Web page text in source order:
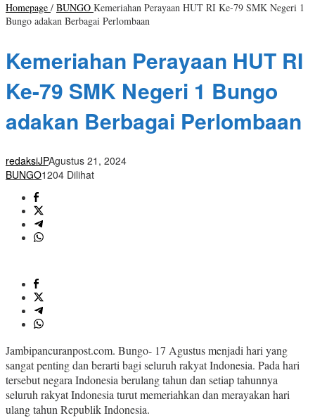
Homepage / BUNGO Kemeriahan Perayaan HUT RI Ke-79 SMK Negeri 1
Bungo adakan Berbagai Perlombaan
Kemeriahan Perayaan HUT RI
Ke-79 SMK Negeri 1 Bungo
adakan Berbagai Perlombaan
redaksiJPAgustus 21, 2024
BUNGO1204 Dilihat
Jambipancuranpost.com. Bungo- 17 Agustus menjadi hari yang
sangat penting dan berarti bagi seluruh rakyat Indonesia. Pada hari
tersebut negara Indonesia berulang tahun dan setiap tahunnya
seluruh rakyat Indonesia turut memeriahkan dan merayakan hari
ulang tahun Republik Indonesia.